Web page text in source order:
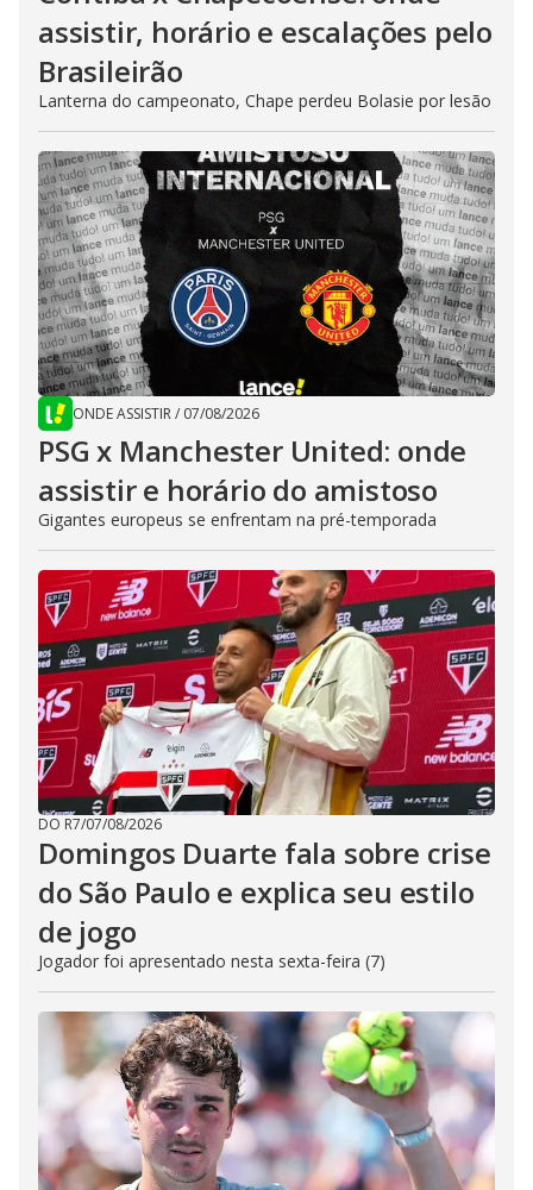
assistir, horário e escalações pelo
Brasileirão
Lanterna do campeonato, Chape perdeu Bolasie por lesão
ONDE ASSISTIR/ 07/08/2026
PSG x Manchester United: onde
assistir e horário do amistoso
Gigantes europeus se enfrentam na pré-temporada
DO R7/07/08/2026
Domingos Duarte fala sobre crise
do São Paulo e explica seu estilo
de jogo
Jogador foi apresentado nesta sexta-feira (7)